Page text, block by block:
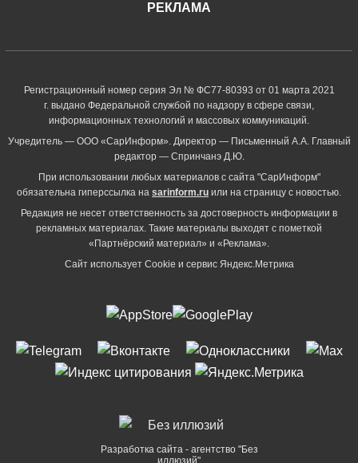
РЕКЛАМА
Регистрационный номер серия Эл № ФС77-80393 от 01 марта 2021
г. выдано Федеральной службой по надзору в сфере связи,
информационных технологий и массовых коммуникаций.
Учредитель — ООО «СарИнформ». Директор — Письменный А.А. Главный
редактор — Спринчанэ Д.Ю.
При использовании любых материалов с сайта "СарИнформ"
обязательна гиперссылка на sarinform.ru или на страницу с новостью.
Редакция не несет ответственность за достоверность информации в
рекламных материалах. Такие материалы выходят с пометкой
«Партнёрский материал» и «Реклама».
Сайт использует Cookie и сервиc Яндекс.Метрика
Разработка сайта - агентство "Без
иллюзий"